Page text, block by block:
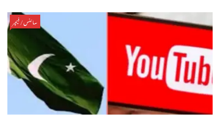
سائنس/فیچر